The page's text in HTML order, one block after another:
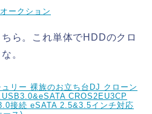
ークション
ら。これ単体でHDDのクロ
。
ュリー 裸族のお立ち台DJ クローン
USB3.0&eSATA CROS2EU3CP
接続 eSATA 2.5&3.5インチ対応